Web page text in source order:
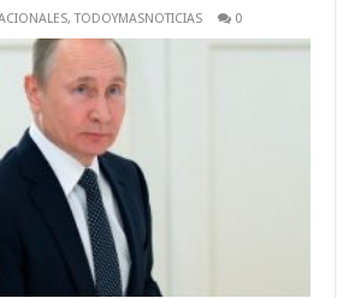
,TODOYMASNOTICIAS 0